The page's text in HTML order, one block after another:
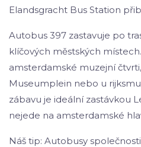
Elandsgracht Bus Station
Autobus 397 zastavuje po
klíčových městských
amsterdamské muzejní
Museumplein nebo u
zábavu je ideální zastávkou
nejede na amsterdamské
Náš tip: Autobusy